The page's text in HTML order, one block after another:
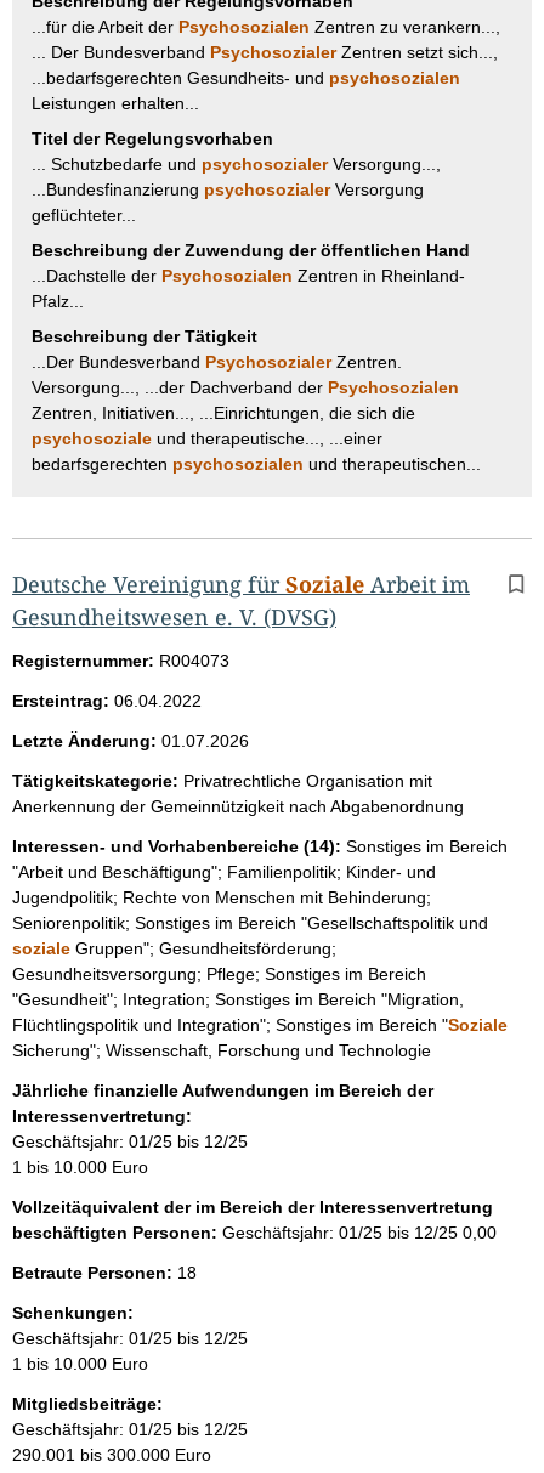
...für die Arbeit der Psychosozialen Zentren zu verankern...,
... Der Bundesverband PsychosozialerZentren setzt sich...,
...bedarfsgerechten Gesundheits- und psychosozialen
Leistungen erhalten...
Titel der Regelungsvorhaben
... Schutzbedarfe und psychosozialerVersorgung...,
...Bundesfinanzierung psychosozialerVersorgung
geflüchteter...
Beschreibung der Zuwendung der öffentlichen Hand
...Dachstelle der Psychosozialen Zentren in Rheinland-
Pfalz...
Beschreibung der Tätigkeit
...Der Bundesverband PsychosozialerZentren.
Versorgung..., ...der Dachverband der Psychosozialen
Zentren, Initiativen..., ...Einrichtungen, die sich die
psychosoziale und therapeutische..., ...einer
bedarfsgerechten psychosozialen und therapeutischen...
Deutsche Vereinigung fürSoziale Arbeit im
Gesundheitswesen e. V. (DVSG)
Registernummer: R004073
Ersteintrag: 06.04.2022
Letzte Änderung: 01.07.2026
Tätigkeitskategorie: Privatrechtliche Organisation mit
Anerkennung der Gemeinnützigkeit nach Abgabenordnung
Interessen- und Vorhabenbereiche (14): Sonstiges im Bereich
"Arbeit und Beschäftigung"; Familienpolitik; Kinder- und
Jugendpolitik; Rechte von Menschen mit Behinderung;
Seniorenpolitik; Sonstiges im Bereich "Gesellschaftspolitik und
soziale Gruppen"; Gesundheitsförderung;
Gesundheitsversorgung; Pflege; Sonstiges im Bereich
"Gesundheit"; Integration; Sonstiges im Bereich "Migration,
Flüchtlingspolitik und Integration"; Sonstiges im Bereich "Soziale
Sicherung"; Wissenschaft, Forschung und Technologie
Jährliche finanzielle Aufwendungen im Bereich der
Interessenvertretung:
Geschäftsjahr: 01/25 bis 12/25
1 bis 10.000 Euro
Vollzeitäquivalent der im Bereich der Interessenvertretung
beschäftigten Personen: Geschäftsjahr: 01/25 bis 12/25 0,00
Betraute Personen: 18
Schenkungen:
Geschäftsjahr: 01/25 bis 12/25
1 bis 10.000 Euro
Mitgliedsbeiträge:
Geschäftsjahr: 01/25 bis 12/25
290.001 bis 300.000 Euro